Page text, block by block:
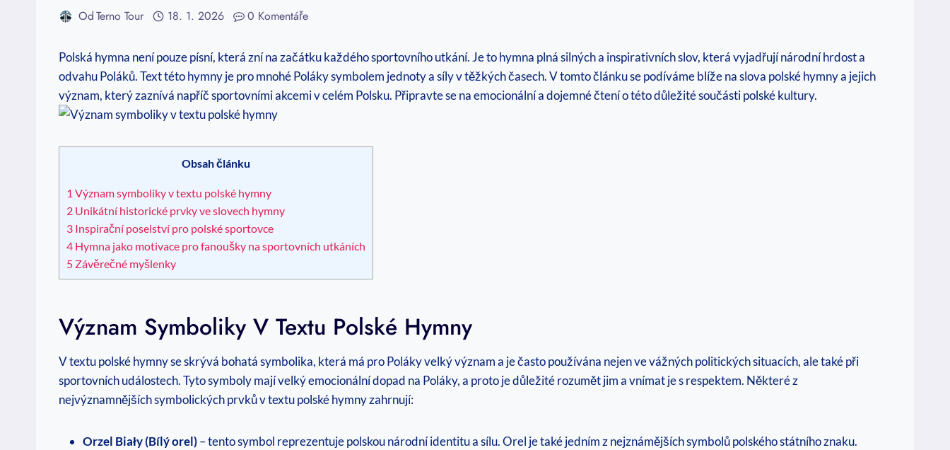
OdTerno Tour 18. 1. 2026 0 Komentáře
Polská hymna není pouze písní, která zní na začátku každého sportovního utkání. Je to hymna plná silných a inspirativních slov, která vyjadřují národní hrdost a
odvahu Poláků. Text této hymny je pro mnohé Poláky symbolem jednoty a síly v těžkých časech. V tomto článku se podíváme blíže na slova polské hymny a jejich
význam, který zaznívá napříč sportovními akcemi v celém Polsku. Připravte se na emocionální a dojemné čtení o této důležité součásti polské kultury.
Obsah článku
1 Význam symboliky v textu polské hymny
2 Unikátní historické prvky ve slovech hymny
3 Inspirační poselství pro polské sportovce
4 Hymna jako motivace pro fanoušky na sportovních utkáních
5 Závěrečné myšlenky
Význam Symboliky V Textu Polské Hymny
V textu polské hymny se skrývá bohatá symbolika, která má pro Poláky velký význam a je často používána nejen ve vážných politických situacích, ale také při
sportovních událostech. Tyto symboly mají velký emocionální dopad na Poláky, a proto je důležité rozumět jim a vnímat je s respektem. Některé z
nejvýznamnějších symbolických prvků v textu polské hymny zahrnují:
Orzel Biały (Bílý orel)– tento symbol reprezentuje polskou národní identitu a sílu. Orel je také jedním z nejznámějších symbolů polského státního znaku.